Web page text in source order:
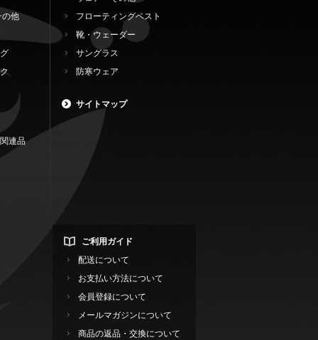
の他
連品
フローティングベスト
靴・ウェーダー
サングラス
防寒ウェア
サイトマップ
ご利用ガイド
配送について
お支払い方法について
会員登録について
メールマガジンについて
商品の返品・交換について